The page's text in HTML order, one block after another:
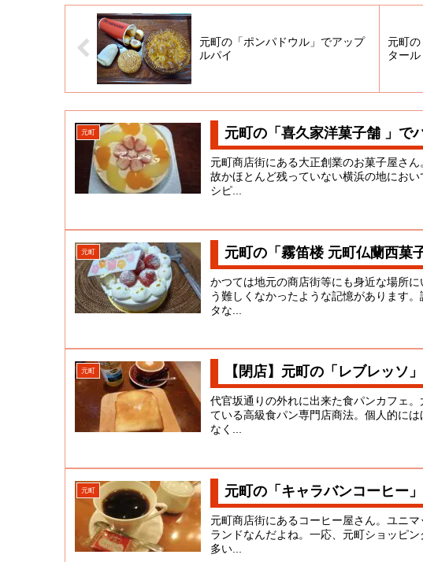
元町の「ポンパドウル」でアップ
ルパイ
元町
タール
元町 元町の「喜久家洋菓子舗 」で
元町商店街にある大正創業のお菓子屋さ
故かほとんど残っていない横浜の地にお
シピ...
元町 元町の「霧笛楼 元町仏蘭西菓
かつては地元の商店街等にも身近な場所
う難しくなかったような記憶があります
タな...
元町 【閉店】元町の「レブレッソ
代官坂通りの外れに出来た食パンカフェ
ている高級食パン専門店商法。個人的に
なく...
元町 元町の「キャラバンコーヒー
元町商店街にあるコーヒー屋さん。ユニ
ランドなんだよね。一応、元町ショッピ
多い...